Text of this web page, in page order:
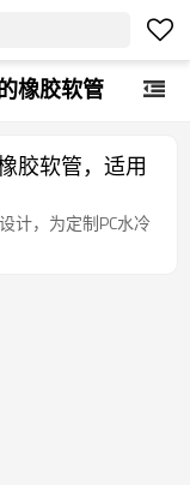
橡胶软管
胶软管，适用
计，为定制PC水冷